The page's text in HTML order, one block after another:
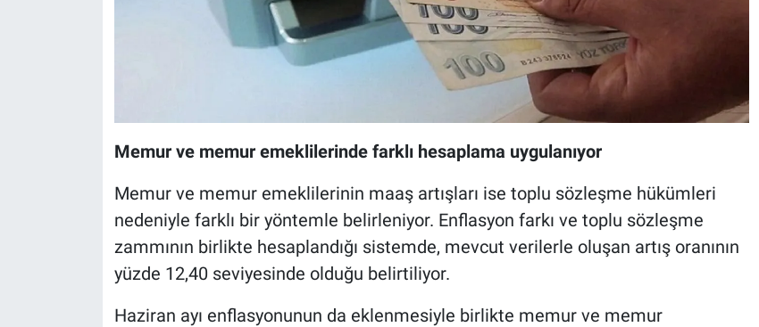
Memur ve memur emeklilerinde farklı hesaplama uygulanıyor
Memur ve memur emeklilerinin maaş artışları ise toplu sözleşme hükümleri
nedeniyle farklı bir yöntemle belirleniyor. Enflasyon farkı ve toplu sözleşme
zammının birlikte hesaplandığı sistemde, mevcut verilerle oluşan artış oranının
yüzde 12,40 seviyesinde olduğu belirtiliyor.
Haziran ayı enflasyonunun da eklenmesiyle birlikte memur ve memur